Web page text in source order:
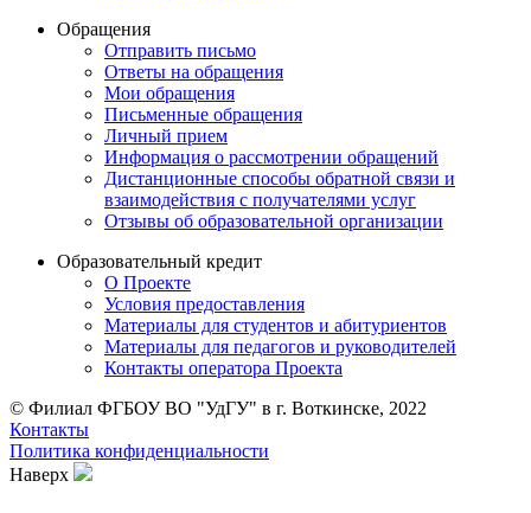
Обращения
Отправить письмо
Ответы на обращения
Мои обращения
Письменные обращения
Личный прием
Информация о рассмотрении обращений
Дистанционные способы обратной связи и
взаимодействия с получателями услуг
Отзывы об образовательной организации
Образовательный кредит
О Проекте
Условия предоставления
Материалы для студентов и абитуриентов
Материалы для педагогов и руководителей
Контакты опе ратора Проекта
© Филиал ФГБОУ ВО "УдГУ" в г. Воткинске, 2022
Контакты
Политика конфиденциальности
Наверх